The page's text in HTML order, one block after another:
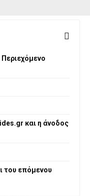
και η άνοδος
του επόμενου